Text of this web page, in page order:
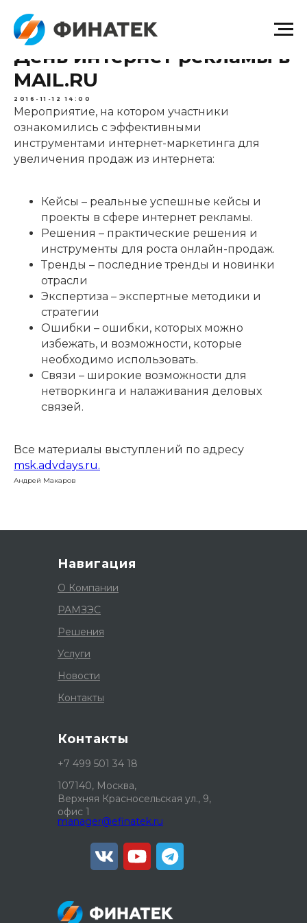
День интернет рекламы в
MAIL.RU
2016-11-12 14:00
Мероприятие, на котором участники
ознакомились с эффективными
инструментами интернет-маркетинга для
увеличения продаж из интернета:
Кейсы – реальные успешные кейсы и
проекты в сфере интернет рекламы.
Решения – практические решения и
инструменты для роста онлайн-продаж.
Тренды – последние тренды и новинки
отрасли
Экспертиза – экспертные методики и
стратегии
Ошибки – ошибки, которых можно
избежать, и возможности, которые
необходимо использовать.
Связи – широкие возможности для
нетворкинга и налаживания деловых
связей.
Все материалы выступлений по адресу
msk.advdays.ru.
Андрей Макаров
О Компании
РАМЗЭС
Решения
Услуги
Новости
Контакты
Навигация
manager@efinatek.ru
107140, Москва,
Верхняя Красносельская ул., 9,
офис 1
+7 499 501 34 18
Контакты